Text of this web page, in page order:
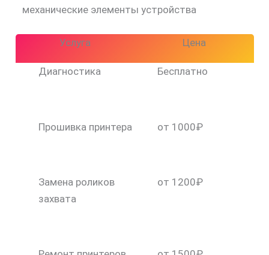
механические элементы устройства
Услуга Цена
Диагностика Бесплатно
Прошивка принтера от 1000₽
Замена роликов
захвата
от 1200₽